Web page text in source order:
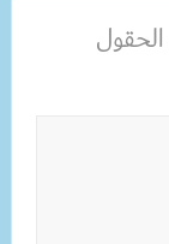
الحقول